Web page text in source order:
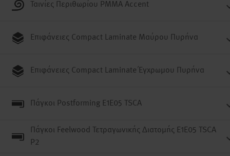
Ταινίες Περιθωρίου PMMA Accent
Επιφάνειες Compact Laminate Μαύρου Πυρήνα
Επιφάνειες Compact Laminate Έγχρωμου Πυρήνα
Πάγκοι Postforming E1E05 TSCA
Πάγκοι Feelwood Τετραγωνικής Διατομής E1E05 TSCA
P2